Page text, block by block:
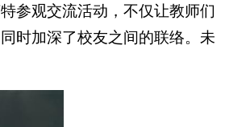
参观交流活动，不仅让教师们
时加深了校友之间的联络。未